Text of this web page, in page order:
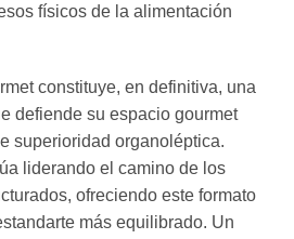
físicos de la alimentación
constituye, en definitiva, una
defiende su espacio gourmet
superioridad organoléptica.
liderando el camino de los
ofreciendo este formato
más equilibrado. Un